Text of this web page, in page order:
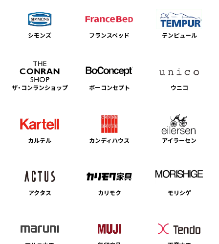
シモンズ フランスベッド テンピュール
ザ・コンランショップ ボーコンセプト ウニコ
カルテル カンディハウス アイラーセン
アクタス カリモク モリシゲ